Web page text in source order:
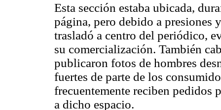
Esta sección estaba ubicada,
página, pero debido a presiones
trasladó a centro del periódico,
su comercialización. También
publicaron fotos de hombres
fuertes de parte de los
frecuentemente reciben pedidos
a dicho espacio.